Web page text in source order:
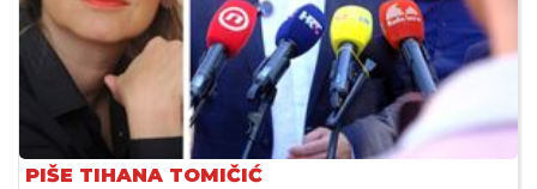
PIŠE TIHANA TOMIČIĆ